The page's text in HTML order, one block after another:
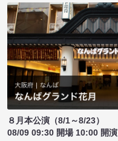
８月本公演（8/1～8/23）
08/09 09:30 開場 10:00 開演